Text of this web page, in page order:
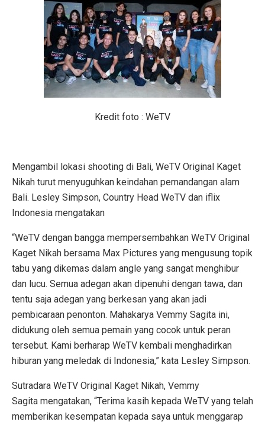
Kredit foto : WeTV
Mengambil lokasi shooting di Bali, WeTV Original Kaget
Nikah turut menyuguhkan keindahan pemandangan alam
Bali. Lesley Simpson, Country Head WeTV dan iflix
Indonesia mengatakan
“WeTV dengan bangga mempersembahkan WeTV Original
Kaget Nikah bersama Max Pictures yang mengusung topik
tabu yang dikemas dalam angle yang sangat menghibur
dan lucu. Semua adegan akan dipenuhi dengan tawa, dan
tentu saja adegan yang berkesan yang akan jadi
pembicaraan penonton. Mahakarya Vemmy Sagita ini,
didukung oleh semua pemain yang cocok untuk peran
tersebut. Kami berharap WeTV kembali menghadirkan
hiburan yang meledak di Indonesia,” kata Lesley Simpson.
Sutradara WeTV Original Kaget Nikah, Vemmy
Sagita mengatakan, “Terima kasih kepada WeTV yang telah
memberikan kesempatan kepada saya untuk menggarap